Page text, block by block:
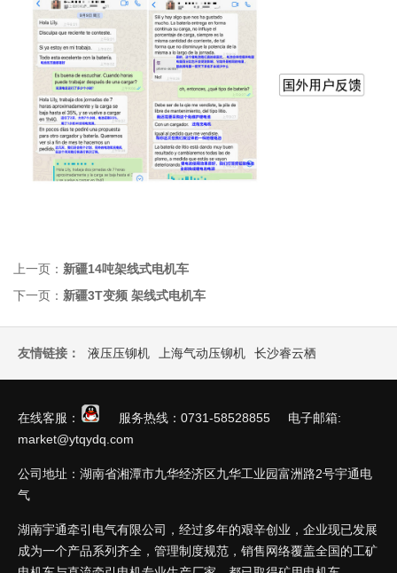
上一页： 新疆14吨架线式电机车
下一页： 新疆3T变频 架线式电机车
友情链接： 液压压铆机 上海气动压铆机 长沙睿云栖
在线客服：
服务热线：0731-58528855 电子邮箱:
market@ytqydq.com
公司地址：湖南省湘潭市九华经济区九华工业园富洲路2号宇通电
气
湖南宇通牵引电气有限公司，经过多年的艰辛创业，企业现已发展
成为一个产品系列齐全，管理制度规范，销售网络覆盖全国的工矿